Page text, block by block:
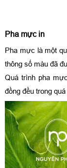
Pha mực in
Pha mực là một
thông số màu đã
Quá trình pha
đồng đều trong quá